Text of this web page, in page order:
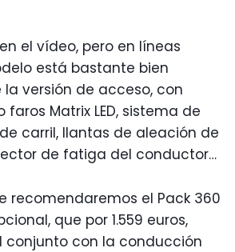
el vídeo, pero en líneas
está bastante bien
versión de acceso, con
Matrix LED, sistema de
carril, llantas de aleación de
de fatiga del conductor…
recomendaremos el Pack 360
que por 1.559 euros,
conjunto con la conducción